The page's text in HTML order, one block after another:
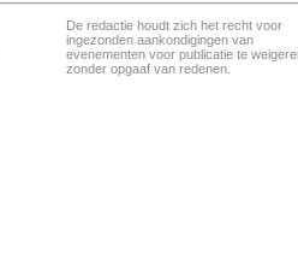
De redactie houdt zich het recht voor
ingezonden aankondigingen van
evenementen voor publicatie te
zonder opgaaf van redenen.